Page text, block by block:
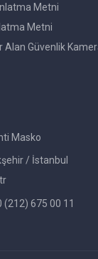
Metni
Metni
Güvenlik
Masko
/ İstanbul
(212) 675 00 11